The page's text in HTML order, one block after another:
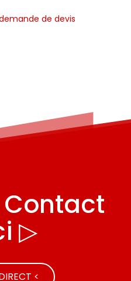
de devis
Contact
▷
<